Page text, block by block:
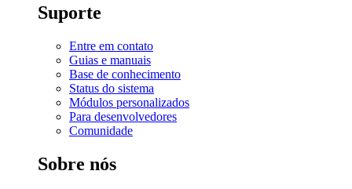
Suporte
Entre em contato
Guias e manuais
Base de conhecimento
Status do sistema
Módulos personalizados
Para desenvolvedores
Comunidade
Sobre nós